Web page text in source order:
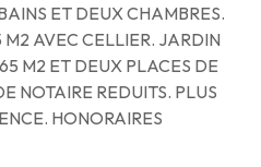
ET DEUX CHAMBRES.
AVEC CELLIER. JARDIN
M2 ET DEUX PLACES DE
NOTAIRE REDUITS. PLUS
HONORAIRES